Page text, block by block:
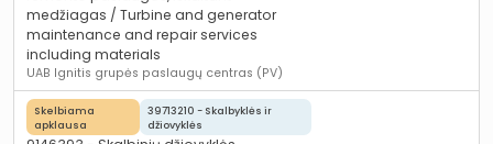
medžiagas / Turbine and generator
maintenance and repair services
including materials
UAB Ignitis grupės paslaugų centras (PV)
Skelbiama
apklausa
39713210 - Skalbyklės ir
džiovyklės